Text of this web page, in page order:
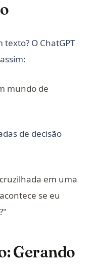
O ChatGPT
mundo de
de decisão
em uma
se eu
Gerando